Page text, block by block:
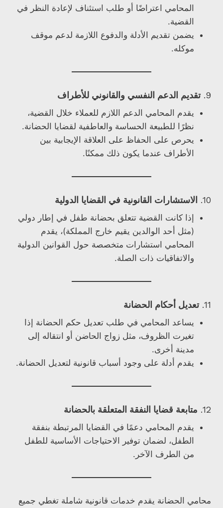
المحامي اعتراضًا أو طلب استئناف لإعادة النظر في
القضية.
يضمن تقديم الأدلة والدفوع اللازمة لدعم موقف
موكله.
9. تقديم الدعم النفسي والقانوني للأطراف
يقدم المحامي الدعم اللازم للعملاء خلال القضية،
نظرًا للطبيعة الحساسة والعاطفية لقضايا الحضانة.
يحرص على الحفاظ على العلاقة الإيجابية بين
الأطراف عندما يكون ذلك ممكنًا.
10. الاستشارات القانونية في القضايا الدولية
إذا كانت القضية تتعلق بحضانة طفل في إطار دولي
(مثل أحد الوالدين يقيم خارج المملكة)، يقدم
المحامي استشارات متخصصة حول القوانين الدولية
والاتفاقيات ذات الصلة.
11. تعديل أحكام الحضانة
يساعد المحامي في طلب تعديل حكم الحضانة إذا
تغيرت الظروف، مثل زواج الحاضن أو انتقاله إلى
مدينة أخرى.
يقدم أدلة على وجود أسباب قانونية لتعديل الحضانة.
12. متابعة قضايا النفقة المتعلقة بالحضانة
يقدم المحامي دعمًا في القضايا المرتبطة بنفقة
الطفل، لضمان توفير الاحتياجات الأساسية للطفل
من الطرف الآخر.
محامي الحضانة يقدم خدمات قانونية شاملة تغطي جميع